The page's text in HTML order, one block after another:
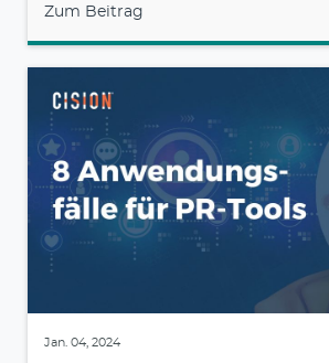
Zum Beitrag
Jan. 04, 2024